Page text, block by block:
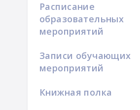
Расписание
образовательных
мероприятий
Записи обучающих
мероприятий
Книжная полка